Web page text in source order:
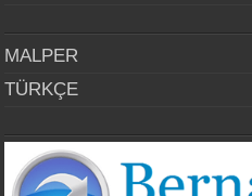
MALPER
TÜRKÇE